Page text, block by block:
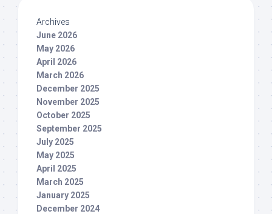
Archives
June 2026
May 2026
April 2026
March 2026
December 2025
November 2025
October 2025
September 2025
July 2025
May 2025
April 2025
March 2025
January 2025
December 2024